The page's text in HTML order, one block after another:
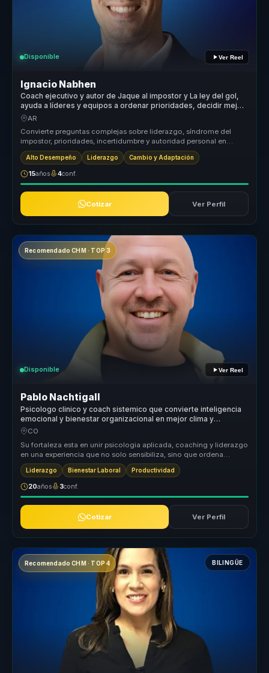
Disponible Ver Reel
Ignacio Nabhen
Coach ejecutivo y autor de Jaque al impostor y La ley del gol,
ayuda a líderes y equipos a ordenar prioridades, decidir mejor
y avanzar con claridad en contextos inciertos.
AR
Convierte preguntas complejas sobre liderazgo, síndrome del
impostor, prioridades, incertidumbre y autoridad personal en
conversaciones c...
Alto Desempeño Liderazgo Cambio y Adaptación
15años 4conf.
Cotizar Ver Perfil
Recomendado CHM · TOP 3
Disponible Ver Reel
Pablo Nachtigall
Psicologo clinico y coach sistemico que convierte inteligencia
emocional y bienestar organizacional en mejor clima y
desempeno para lideres y equipos.
CO
Su fortaleza esta en unir psicologia aplicada, coaching y liderazgo
en una experiencia que no solo sensibiliza, sino que ordena
conversac...
Liderazgo Bienestar Laboral Productividad
20años 3conf.
Cotizar Ver Perfil
Recomendado CHM · TOP 4 BILINGÜE